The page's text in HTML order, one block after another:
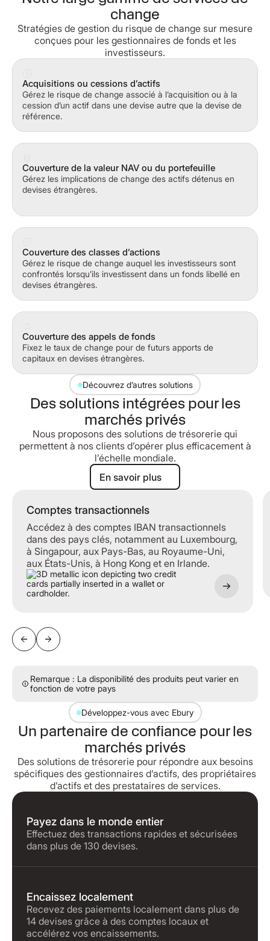
change
Stratégies de gestion du risque de change sur mesure
conçues pour les gestionnaires de fonds et les
investisseurs.
Acquisitions ou cessions d’actifs
Gérez le risque de change associé à l’acquisition ou à la
cession d’un actif dans une devise autre que la devise de
référence.
Couverture de la valeur NAV ou du portefeuille
Gérez les implications de change des actifs détenus en
devises étrangères.
Couverture des classes d’actions
Gérez le risque de change auquel les investisseurs sont
confrontés lorsqu’ils investissent dans un fonds libellé en
devises étrangères.
Couverture des appels de fonds
Fixez le taux de change pour de futurs apports de
capitaux en devises étrangères.
Découvrez d’autres solutions
Des solutions intégrées pour les
marchés privés
Nous proposons des solutions de trésorerie qui
permettent à nos clients d’opérer plus efficacement à
l’échelle mondiale.
En savoir plus
En savoir plus
Comptes transactionnels
Accédez à des comptes IBAN transactionnels
dans des pays clés, notamment au Luxembourg,
à Singapour, aux Pays-Bas, au Royaume-Uni,
aux États-Unis, à Hong Kong et en Irlande.
Comptes transactionnels
Remarque : La disponibilité des produits peut varier en
fonction de votre pays
Développez-vous avec Ebury
Un partenaire de confiance pour les
marchés privés
Des solutions de trésorerie pour répondre aux besoins
spécifiques des gestionnaires d’actifs, des propriétaires
d’actifs et des prestataires de services.
Payez dans le monde entier
Effectuez des transactions rapides et sécurisées
dans plus de 130 devises.
Encaissez localement
Recevez des paiements localement dans plus de
14 devises grâce à des comptes locaux et
accélérez vos encaissements.